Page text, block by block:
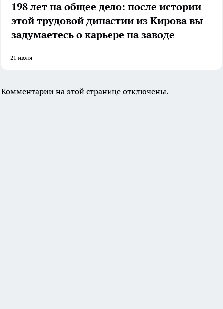
198 лет на общее дело: после истории
этой трудовой династии из Кирова вы
задумаетесь о карьере на заводе
21 июля
Комментарии на этой странице отключены.